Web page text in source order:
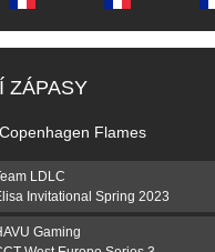
ZÁPASY
Copenhagen Flames
LDLC
Invitational Spring 2023
Gaming